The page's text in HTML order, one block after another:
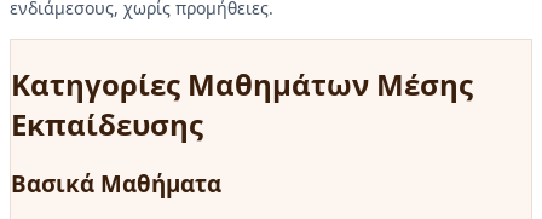
ενδιάμεσους, χωρίς προμήθειες.
Κατηγορίες Μαθημάτων Μέσης
Εκπαίδευσης
Βασικά Μαθήματα